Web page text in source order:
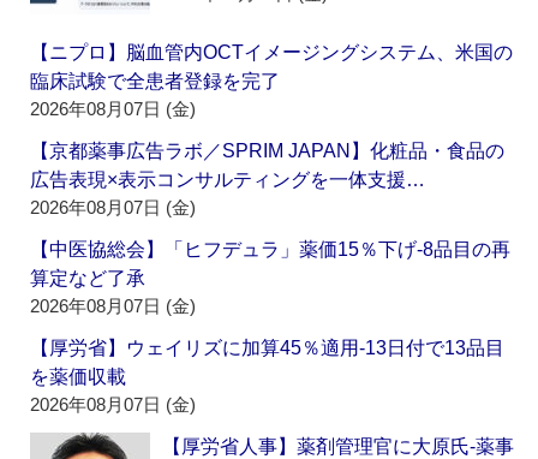
【ニプロ】脳血管内OCTイメージングシステム、米国の
臨床試験で全患者登録を完了
2026年08月07日 (金)
【京都薬事広告ラボ／SPRIM JAPAN】化粧品・食品の
広告表現×表示コンサルティングを一体支援…
2026年08月07日 (金)
【中医協総会】「ヒフデュラ」薬価15％下げ‐8品目の再
算定など了承
2026年08月07日 (金)
【厚労省】ウェイリズに加算45％適用‐13日付で13品目
を薬価収載
2026年08月07日 (金)
【厚労省人事】薬剤管理官に大原氏‐薬事